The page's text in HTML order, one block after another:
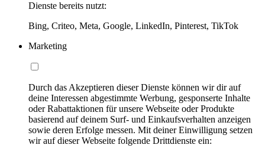
Dienste bereits nutzt:
Bing, Criteo, Meta, Google, LinkedIn, Pinterest, TikTok
Marketing
Durch das Akzeptieren dieser Dienste können wir dir auf
deine Interessen abgestimmte Werbung, gesponserte Inhalte
oder Rabattaktionen für unsere Webseite oder Produkte
basierend auf deinem Surf- und Einkaufsverhalten anzeigen
sowie deren Erfolge messen. Mit deiner Einwilligung setzen
wir auf dieser Webseite folgende Drittdienste ein: